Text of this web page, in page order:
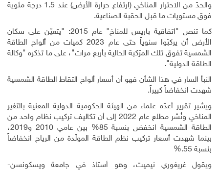
والحدّ من الاحترار المناخي (ارتفاع حرارة الأرض) عند 1.5 درجة مئوية
فوق مستويات ما قبل الحقبة الصناعية.
كما تنص "اتفاقية باريس للمناخ" عام 2015: "يتعيّن على سكان
الأرض أن يركبّوا سنوياً حتى عام 2023 كميات من ألواح الطاقة
الشمسية تفوق تلك المرّكبة الحالية بأربع مرات"، على ما تذكره "وكالة
الطاقة الدولية".
النبأ السار في هذا الشأن فهو أن أسعار ألواح التقاط الطاقة الشمسية
شهدت انخفاضاً كبيراً.
ويشير تقرير أعدّه علماء من الهيئة الحكومية الدولية المعنية بالتغير
المناخي ونُشر مطلع عام 2022 إلى أن تكاليف تركيب نظام واحد من
الطاقة الشمسية انخفض بنسبة 85% بين عامي 2010 و2019،
بينما شهدت أسعار تركيب نظم الطاقة المولّدة من الرياح انخفاضاً
بنسبة 55
%.
ويقول غريغوري نيميت، وهو أستاذ في جامعة ويسكونسن-